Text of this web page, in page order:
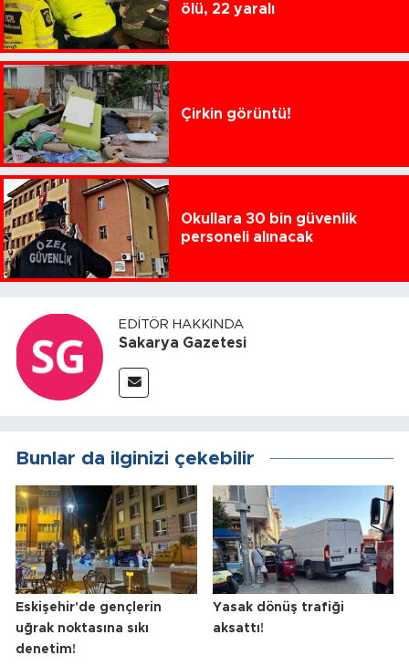
ölü, 22 yaralı
Çirkin görüntü!
Okullara 30 bin güvenlik
personeli alınacak
EDITÖR HAKKINDA
Sakarya Gazetesi
Bunlar da ilginizi çekebilir
Eskişehir'de gençlerin
uğrak noktasına sıkı
denetim!
Yasak dönüş trafiği
aksattı!